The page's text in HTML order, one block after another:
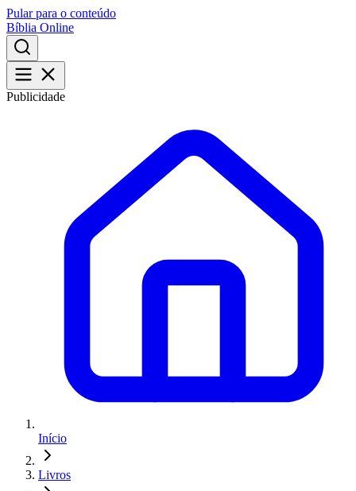
Pular para o conteúdo
Bíblia Online
Publicidade
Início
Livros